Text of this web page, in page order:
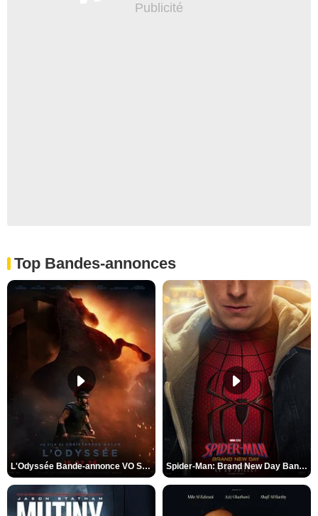
Top Bandes-annonces
L'Odyssée Bande-annonce VO STFR Spider-Man: Brand New Day Bande-annonce VO STFR